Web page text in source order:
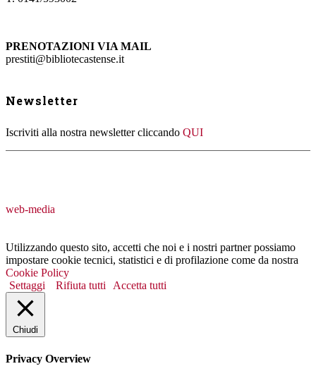
PRENOTAZIONI VIA MAIL
prestiti@bibliotecastense.it
Newsletter
Iscriviti alla nostra newsletter cliccando QUI
web-media
Utilizzando questo sito, accetti che noi e i nostri partner possiamo
impostare cookie tecnici, statistici e di profilazione come da nostra
Cookie Policy
Settaggi
Rifiuta tutti Accetta tutti
Chiudi
Privacy Overview